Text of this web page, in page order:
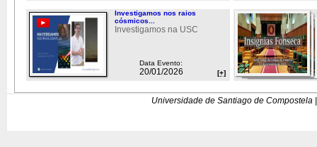
Investigamos nos raios
cósmicos...
Investigamos na USC
Data Evento:
20/01/2026 [+]
Universidade de Santiago de